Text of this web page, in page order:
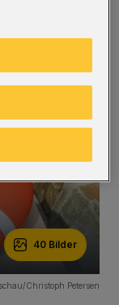
40 Bilder
Christoph Petersen